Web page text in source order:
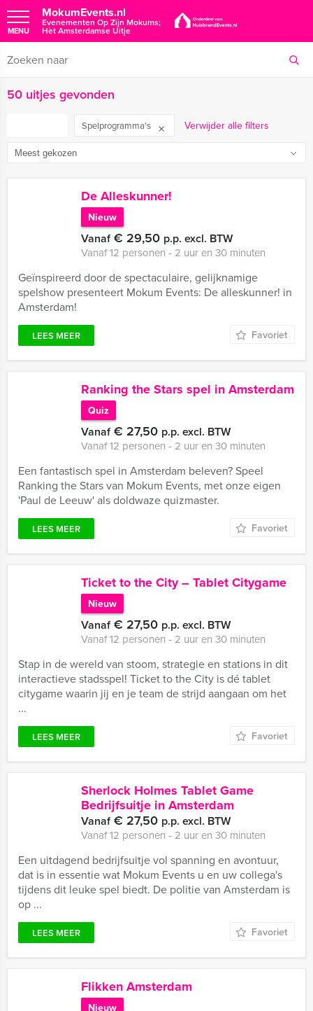
MokumEvents.nl
Evenementen Op Zijn Mokums;
Hèt Amsterdamse Uitje
MENU
50 uitjes gevonden
Spelprogramma's Verwijder alle filters
De Alleskunner!
Nieuw
Vanaf€ 29,50 p.p. excl. BTW
Vanaf 12 personen ‐ 2 uur en 30 minuten
Geïnspireerd door de spectaculaire, gelijknamige
spelshow presenteert Mokum Events: De alleskunner! in
Amsterdam!
LEES MEER Favoriet
Ranking the Stars spel in Amsterdam
Quiz
Vanaf€ 27,50 p.p. excl. BTW
Vanaf 12 personen ‐ 2 uur en 30 minuten
Een fantastisch spel in Amsterdam beleven? Speel
Ranking the Stars van Mokum Events, met onze eigen
'Paul de Leeuw' als doldwaze quizmaster.
LEES MEER Favoriet
Ticket to the City – Tablet Citygame
Nieuw
Vanaf€ 27,50 p.p. excl. BTW
Vanaf 12 personen ‐ 2 uur en 30 minuten
Stap in de wereld van stoom, strategie en stations in dit
interactieve stadsspel! Ticket to the City is dé tablet
citygame waarin jij en je team de strijd aangaan om het
...
LEES MEER Favoriet
Sherlock Holmes Tablet Game
Bedrijfsuitje in Amsterdam
Vanaf€ 27,50 p.p. excl. BTW
Vanaf 12 personen ‐ 2 uur en 30 minuten
Een uitdagend bedrijfsuitje vol spanning en avontuur,
dat is in essentie wat Mokum Events u en uw collega's
tijdens dit leuke spel biedt. De politie van Amsterdam is
op ...
LEES MEER Favoriet
Flikken Amsterdam
Nieuw